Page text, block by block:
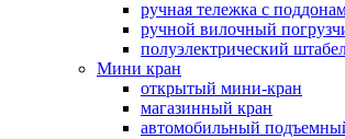
ручная тележка с
ручной вилочный
полуэлектрический
Мини кран
открытый мини-кран
магазинный кран
автомобильный